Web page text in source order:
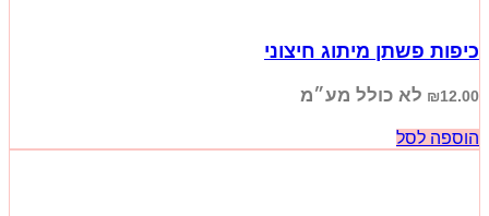
כיפות פשתן מיתוג חיצוני
₪12.00 לא כולל מע״מ
הוספה לסל